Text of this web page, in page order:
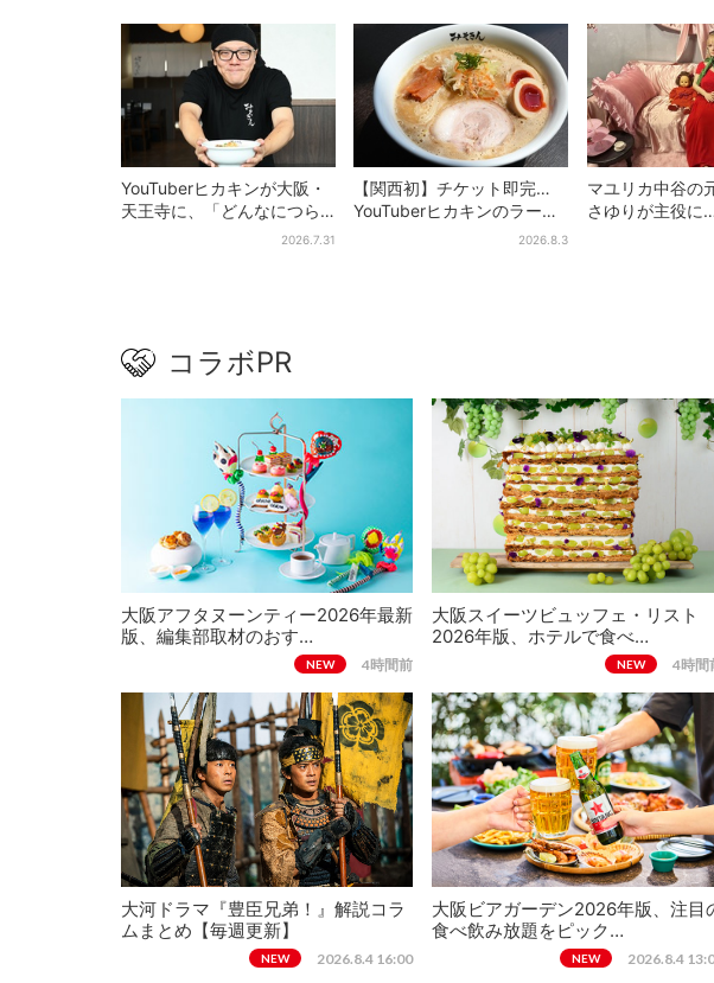
YouTuberヒカキンが大阪・
天王寺に、「どんなにつら
い時でも…」ラーメン愛＆兄
2026.7.31
【関西初】チケット即完…
YouTuberヒカキンのラーメ
ン店「みそきん」が大阪上
2026.8.3
マユリカ中谷の
さゆりが主役に
物展」開催、コ
コラボPR
大阪アフタヌーンティー2026年最新
版、編集部取材のおす…
NEW 4時間前
大阪スイーツビュッフェ・リスト
2026年版、ホテルで食べ…
NEW 4時間
大河ドラマ『豊臣兄弟！』解説コラ
ムまとめ【毎週更新】
NEW 2026.8.4 16:00
大阪ビアガーデン2026年版、注目
食べ飲み放題をピック…
NEW 2026.8.4